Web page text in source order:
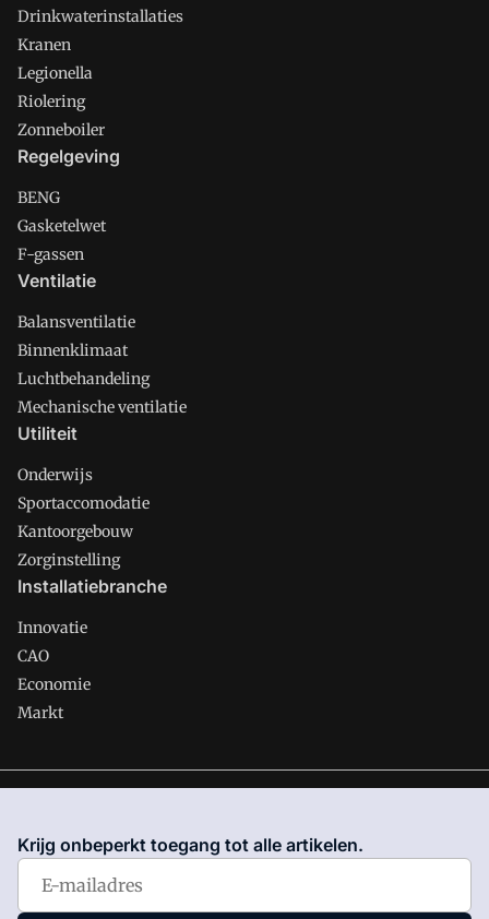
Drinkwaterinstallaties
Kranen
Legionella
Riolering
Zonneboiler
Regelgeving
BENG
Gasketelwet
F-gassen
Ventilatie
Balansventilatie
Binnenklimaat
Luchtbehandeling
Mechanische ventilatie
Utiliteit
Onderwijs
Sportaccomodatie
Kantoorgebouw
Zorginstelling
Installatiebranche
Innovatie
CAO
Economie
Markt
waar VMN media voor staat. Op gebruik van deze site zijn de
volgende regelingen van toepassing:Algemene Voorwaarden
Privacy en Cookie beleid
Krijg onbeperkt toegang tot alle artikelen.